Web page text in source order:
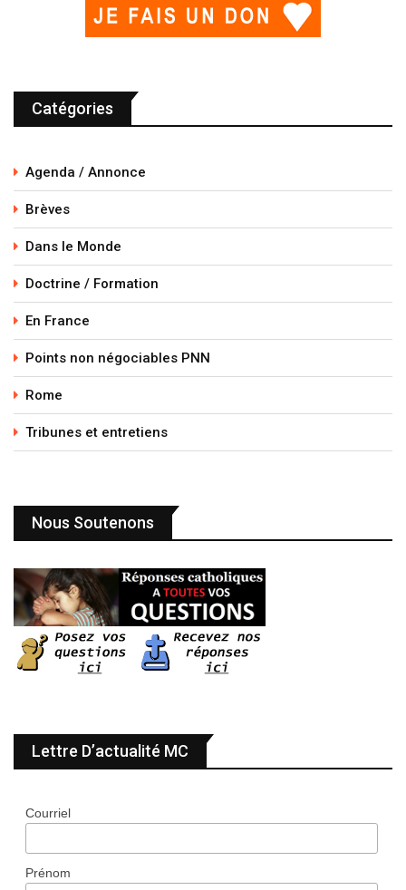
Catégories
Agenda / Annonce
Brèves
Dans le Monde
Doctrine / Formation
En France
Points non négociables PNN
Rome
Tribunes et entretiens
Nous Soutenons
Lettre D’actualité MC
Courriel
Prénom